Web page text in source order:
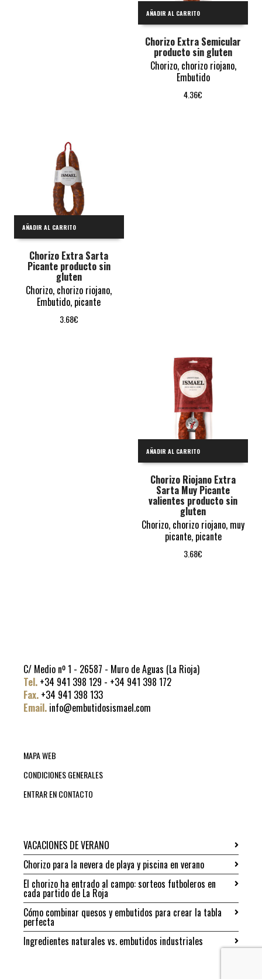
AÑADIR AL CARRITO
Chorizo Extra Semicular
producto sin gluten
Chorizo, chorizo riojano,
Embutido
4.36€
AÑADIR AL CARRITO
Chorizo Extra Sarta
Picante producto sin
gluten
Chorizo, chorizo riojano,
Embutido, picante
3.68€
AÑADIR AL CARRITO
Chorizo Riojano Extra
Sarta Muy Picante
valientes producto sin
gluten
Chorizo, chorizo riojano, muy
picante, picante
3.68€
C/ Medio nº 1 - 26587 - Muro de Aguas (La Rioja)
Tel. +34 941 398 129 - +34 941 398 172
Fax. +34 941 398 133
Email. info@embutidosismael.com
MAPA WEB
CONDICIONES GENERALES
ENTRAR EN CONTACTO
VACACIONES DE VERANO
Chorizo para la nevera de playa y piscina en verano
El chorizo ha entrado al campo: sorteos futboleros en
cada partido de La Roja
Cómo combinar quesos y embutidos para crear la tabla
perfecta
Ingredientes naturales vs. embutidos industriales